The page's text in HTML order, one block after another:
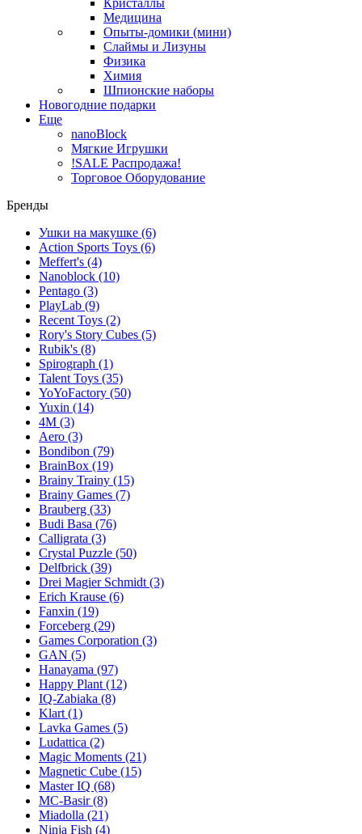
Кристаллы
Медицина
Опыты-домики (мини)
Слаймы и Лизуны
Физика
Химия
Шпионские наборы
Новогодние подарки
Еще
nanoBlock
Мягкие Игрушки
!SALE Распродажа!
Торговое Оборудование
Бренды
Ушки на макушке (6)
Action Sports Toys (6)
Meffert's (4)
Nanoblock (10)
Pentago (3)
PlayLab (9)
Recent Toys (2)
Rory's Story Cubes (5)
Rubik's (8)
Spirograph (1)
Talent Toys (35)
YoYoFactory (50)
Yuxin (14)
4M (3)
Aero (3)
Bondibon (79)
BrainBox (19)
Brainy Trainy (15)
Brainy Games (7)
Brauberg (33)
Budi Basa (76)
Calligrata (3)
Crystal Puzzle (50)
Delfbrick (39)
Drei Magier Schmidt (3)
Erich Krause (6)
Fanxin (19)
Forceberg (29)
Games Corporation (3)
GAN (5)
Hanayama (97)
Happy Plant (12)
IQ-Zabiaka (8)
Klart (1)
Lavka Games (5)
Ludattica (2)
Magic Moments (21)
Magnetic Cube (15)
Master IQ (68)
MC-Basir(8)
Miadolla (21)
Ninja Fish (4)